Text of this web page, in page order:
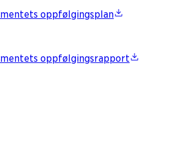
oppfølgingsplan
oppfølgingsrapport